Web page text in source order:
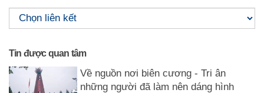
Tin được quan tâm
Về nguồn nơi biên cương - Tri ân
những người đã làm nên dáng hình